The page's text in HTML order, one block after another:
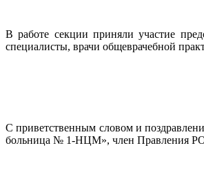
В работе секции приняли участие
специалисты, врачи общеврачебной
С приветственным словом и
больница № 1-НЦМ», член Правления